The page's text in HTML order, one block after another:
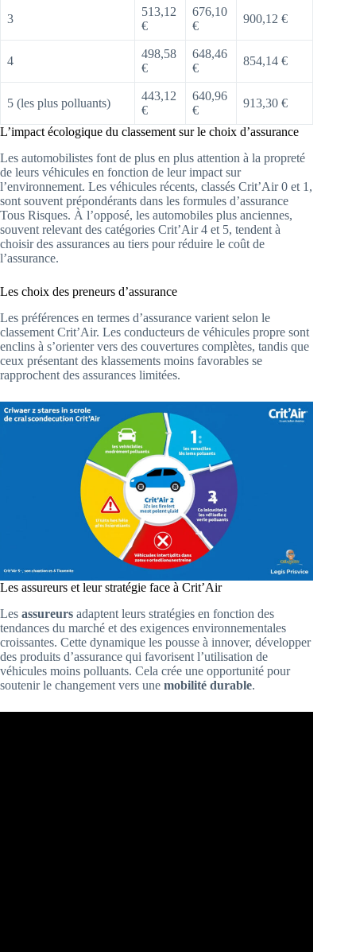
3
513,12
€
676,10
€
900,12 €
4
498,58
€
648,46
€
854,14 €
5 (les plus polluants)
443,12
€
640,96
€
913,30 €
L’impact écologique du classement sur le choix d’assurance
Les automobilistes font de plus en plus attention à la propreté
de leurs véhicules en fonction de leur impact sur
l’environnement. Les véhicules récents, classés Crit’Air 0 et 1,
sont souvent prépondérants dans les formules d’assurance
Tous Risques. À l’opposé, les automobiles plus anciennes,
souvent relevant des catégories Crit’Air 4 et 5, tendent à
choisir des assurances au tiers pour réduire le coût de
l’assurance.
Les choix des preneurs d’assurance
Les préférences en termes d’assurance varient selon le
classement Crit’Air. Les conducteurs de véhicules propre sont
enclins à s’orienter vers des couvertures complètes, tandis que
ceux présentant des klassements moins favorables se
rapprochent des assurances limitées.
Les assureurs et leur stratégie face à Crit’Air
Les assureurs adaptent leurs stratégies en fonction des
tendances du marché et des exigences environnementales
croissantes. Cette dynamique les pousse à innover, développer
des produits d’assurance qui favorisent l’utilisation de
véhicules moins polluants. Cela crée une opportunité pour
soutenir le changement vers une mobilité durable.